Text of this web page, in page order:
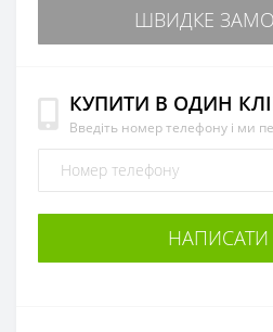
ШВИДКЕ
КУПИТИ В ОДИН
Введіть номер телефону і ми